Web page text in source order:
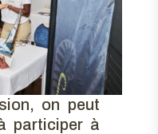
on peut
participer à